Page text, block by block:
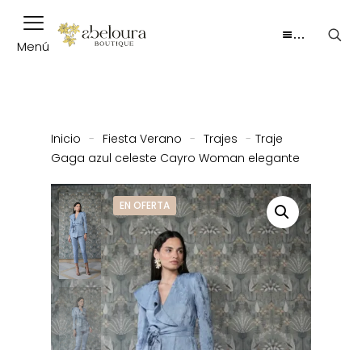
Menú
…
Inicio - Fiesta Verano - Trajes - Traje
Gaga azul celeste Cayro Woman elegante
EN OFERTA